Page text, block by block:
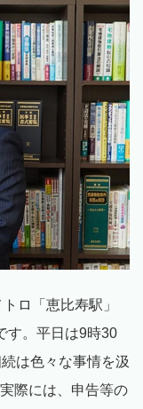
トロ「恵比寿駅」
す。平日は9時30
は色々な事情を汲
際には、申告等の